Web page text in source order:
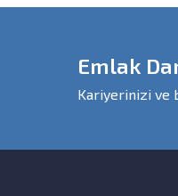
Emlak
Kariyerinizi ve